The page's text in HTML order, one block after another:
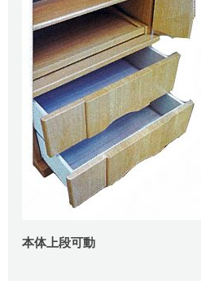
本体上段可動